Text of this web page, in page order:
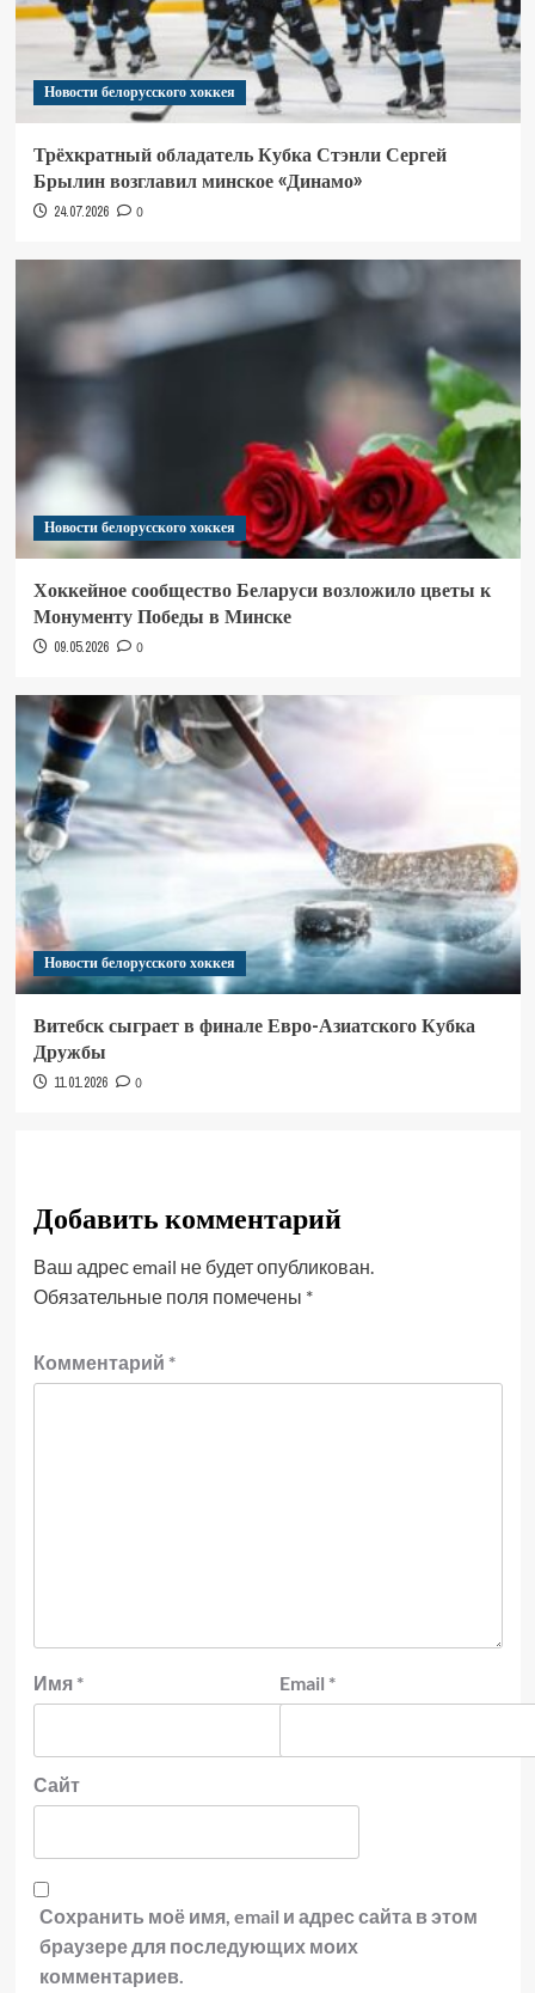
Новости белорусского хоккея
Трёхкратный обладатель Кубка Стэнли Сергей
Брылин возглавил минское «Динамо»
24.07.2026 0
Новости белорусского хоккея
Хоккейное сообщество Беларуси возложило цветы к
Монументу Победы в Минске
09.05.2026 0
Новости белорусского хоккея
Витебск сыграет в финале Евро-Азиатского Кубка
Дружбы
11.01.2026 0
Добавить комментарий
Ваш адрес email не будет опубликован.
Обязательные поля помечены *
Комментарий *
Имя * Email *
Сайт
Сохранить моё имя, email и адрес сайта в этом
браузере для последующих моих
комментариев.